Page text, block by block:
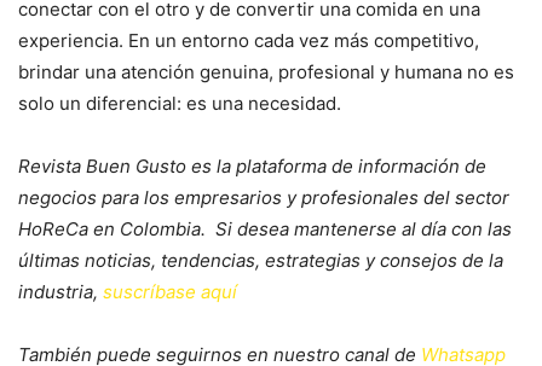
conectar con el otro y de convertir una comida en una
experiencia. En un entorno cada vez más competitivo,
brindar una atención genuina, profesional y humana no es
solo un diferencial: es una necesidad.
Revista Buen Gusto es la plataforma de información de
negocios para los empresarios y profesionales del sector
HoReCa en Colombia. Si desea mantenerse al día con las
últimas noticias, tendencias, estrategias y consejos de la
industria, suscríbase aquí
También puede seguirnos en nuestro canal de Whatsapp